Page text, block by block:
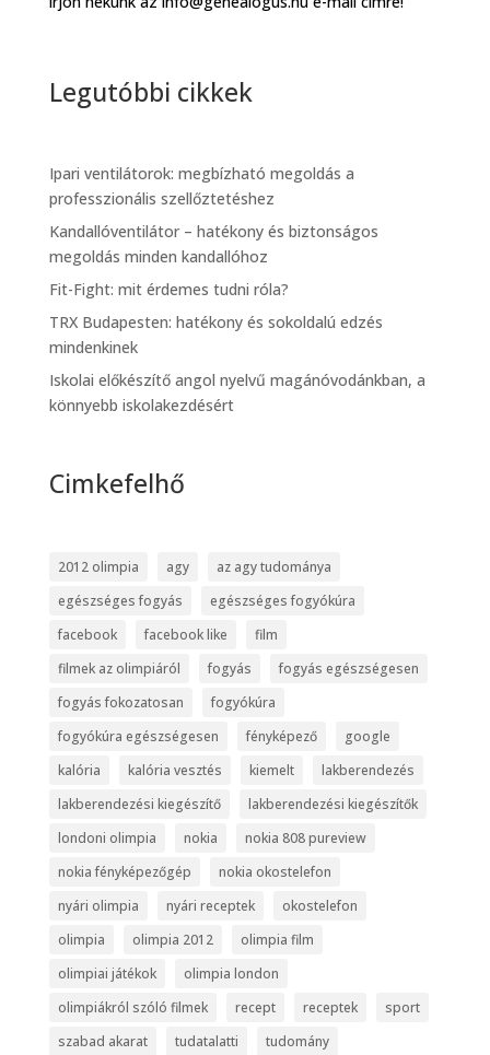
Legutóbbi cikkek
Ipari ventilátorok: megbízható megoldás a
professzionális szellőztetéshez
Kandallóventilátor – hatékony és biztonságos
megoldás minden kandallóhoz
Fit-Fight: mit érdemes tudni róla?
TRX Budapesten: hatékony és sokoldalú edzés
mindenkinek
Iskolai előkészítő angol nyelvű magánóvodánkban, a
könnyebb iskolakezdésért
Cimkefelhő
2012 olimpia agy
az agy tudománya
egészséges fogyás
egészséges fogyókúra
facebook
facebook like
film
filmek az olimpiáról
fogyás
fogyás egészségesen
fogyás fokozatosan
fogyókúra
fogyókúra egészségesen
fényképező
google
kalória
kalória vesztés kiemelt
lakberendezés
lakberendezési kiegészítő
lakberendezési kiegészítők
londoni olimpia
nokia
nokia 808 pureview
nokia fényképezőgép
nokia okostelefon
nyári olimpia
nyári receptek
okostelefon
olimpia
olimpia 2012
olimpia film
olimpiai játékok
olimpia london
olimpiákról szóló filmek
recept receptek
sport
szabad akarat
tudatalatti tudomány